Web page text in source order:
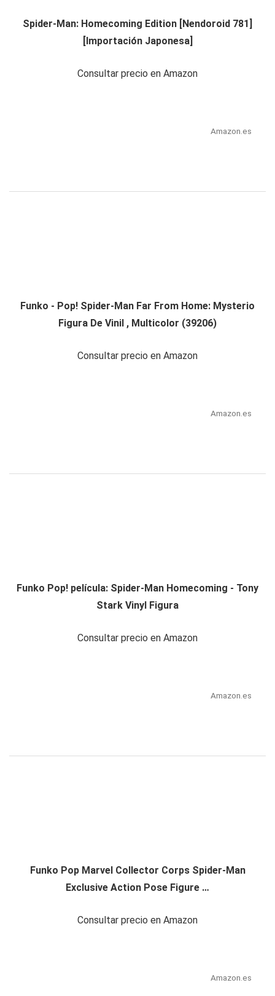
Spider-Man: Homecoming Edition [Nendoroid 781]
[Importación Japonesa]
Consultar precio en Amazon
Amazon.es
Funko - Pop! Spider-Man Far From Home: Mysterio
Figura De Vinil , Multicolor (39206)
Consultar precio en Amazon
Amazon.es
Funko Pop! película: Spider-Man Homecoming - Tony
Stark Vinyl Figura
Consultar precio en Amazon
Amazon.es
Funko Pop Marvel Collector Corps Spider-Man
Exclusive Action Pose Figure …
Consultar precio en Amazon
Amazon.es